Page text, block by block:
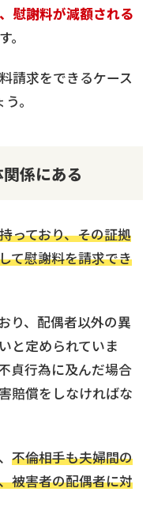
慰謝料が減額される
。
請求をできるケース
。
係にある
っており、その証拠
て慰謝料を請求でき
り、配偶者以外の異
と定められていま
貞行為に及んだ場合
賠償をしなければな
不倫相手も夫婦間の
被害者の配偶者に対